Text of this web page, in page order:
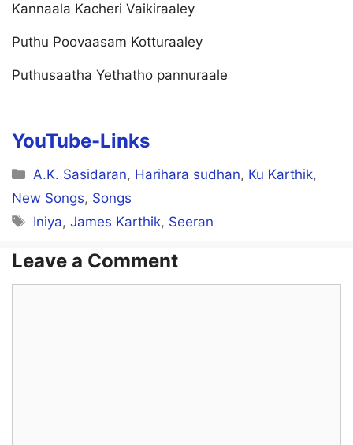
Kannaala Kacheri Vaikiraaley
Puthu Poovaasam Kotturaaley
Puthusaatha Yethatho pannuraale
YouTube-Links
Categories
A.K. Sasidaran, Harihara sudhan, Ku Karthik,
New Songs, Songs
Tags
Iniya,James Karthik, Seeran
Leave a Comment